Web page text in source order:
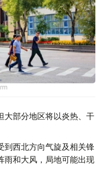
大部分地区将以炎热、干
到西北方向气旋及相关锋
雨和大风，局地可能出现